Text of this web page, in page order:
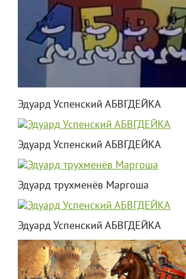
Эдуард Успенский АБВГДЕЙКА
Эдуард Успенский АБВГДЕЙКА
Эдуард трухменёв Маргоша
Эдуард Успенский АБВГДЕЙКА